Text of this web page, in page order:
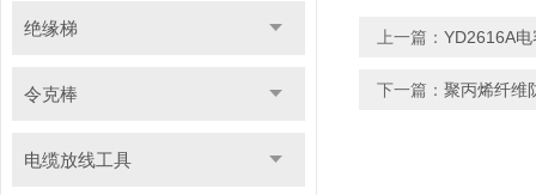
绝缘梯
令克棒
电缆放线工具
上一篇： YD2616A
下一篇： 聚丙烯纤维